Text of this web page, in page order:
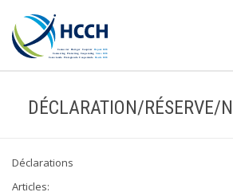
DÉCLARATION/RÉSERVE/
Déclarations
Articles: